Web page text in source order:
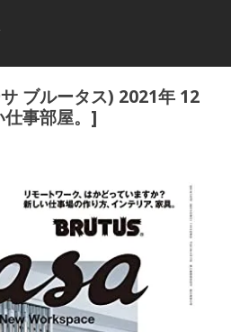
ブルータス) 2021年 12
仕事部屋。]